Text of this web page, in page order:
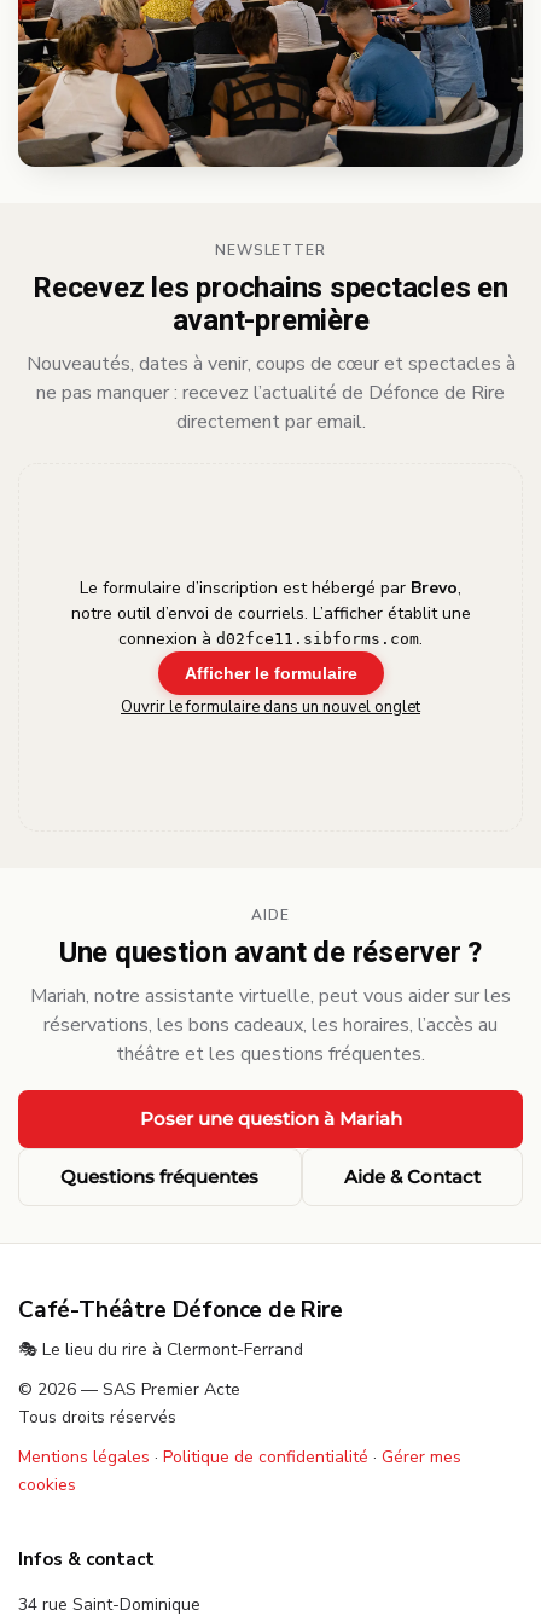
NEWSLETTER
Recevez les prochains spectacles en
avant-première
Nouveautés, dates à venir, coups de cœur et spectacles à
ne pas manquer : recevez l’actualité de Défonce de Rire
directement par email.
Le formulaire d’inscription est hébergé par Brevo,
notre outil d’envoi de courriels. L’afficher établit une
connexion à d02fce11.sibforms.com.
Afficher le formulaire
Ouvrir le formulaire dans un nouvel onglet
AIDE
Une question avant de réserver ?
Mariah, notre assistante virtuelle, peut vous aider sur les
réservations, les bons cadeaux, les horaires, l’accès au
théâtre et les questions fréquentes.
Poser une question à Mariah
Questions fréquentes Aide & Contact
Café-Théâtre Défonce de Rire
🎭 Le lieu du rire à Clermont-Ferrand
© 2026 — SAS Premier Acte
Tous droits réservés
Mentions légales · Politique de confidentialité · Gérer mes
cookies
Infos & contact
34 rue Saint-Dominique